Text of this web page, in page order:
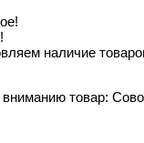
наличие
товар: